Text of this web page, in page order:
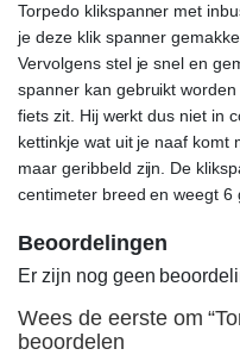
Torpedo klikspanner met
je deze klik spanner
Vervolgens stel je snel en
spanner kan gebruikt
fiets zit. Hij werkt dus niet in
kettinkje wat uit je naaf komt
maar geribbeld zijn. De
centimeter breed en weegt 6
Beoordelingen
Er zijn nog geen
Wees de eerste om
beoordelen